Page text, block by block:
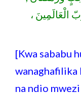
الْعَالَمِينَ ،
[Kwa sababu
wanaghafilika
na ndio